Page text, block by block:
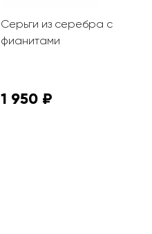
Серьги из серебра с
фианитами
1 950 ₽